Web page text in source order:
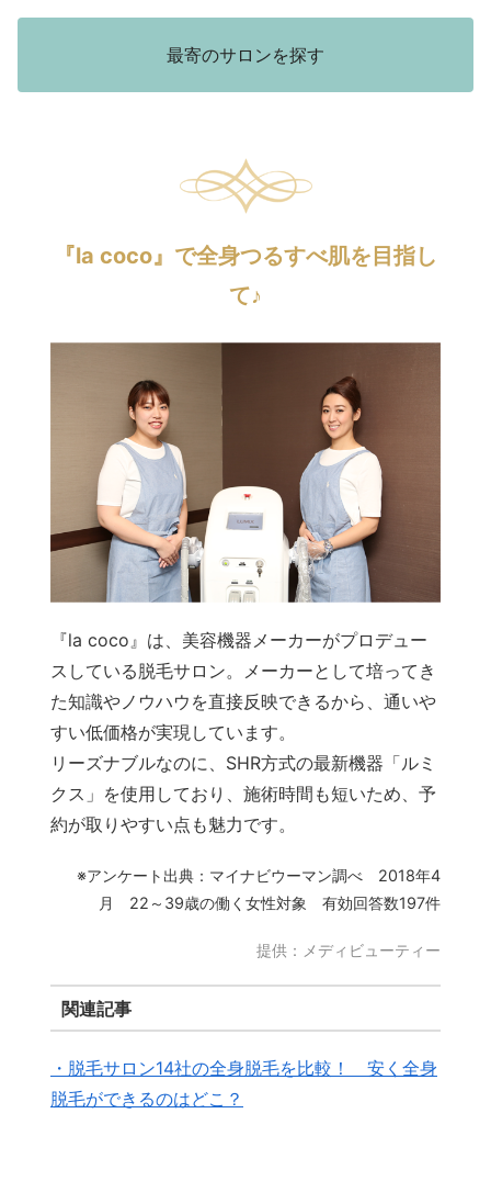
最寄のサロンを探す
『la coco』で全身つるすべ肌を目指し
て♪
『la coco』は、美容機器メーカーがプロデュー
スしている脱毛サロン。メーカーとして培ってき
た知識やノウハウを直接反映できるから、通いや
すい低価格が実現しています。
リーズナブルなのに、SHR方式の最新機器「ルミ
クス」を使用しており、施術時間も短いため、予
約が取りやすい点も魅力です。
※アンケート出典：マイナビウーマン調べ 2018年4
月 22～39歳の働く女性対象 有効回答数197件
提供：メディビューティー
関連記事
・脱毛サロン14社の全身脱毛を比較！ 安く全身
脱毛ができるのはどこ？